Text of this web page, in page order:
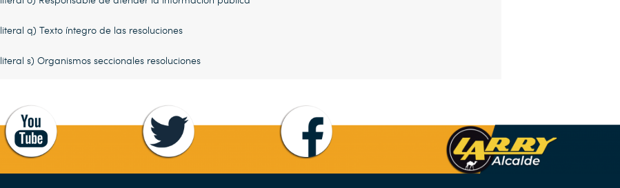
literal q) Texto íntegro de las resoluciones
literal s) Organismos seccionales resoluciones